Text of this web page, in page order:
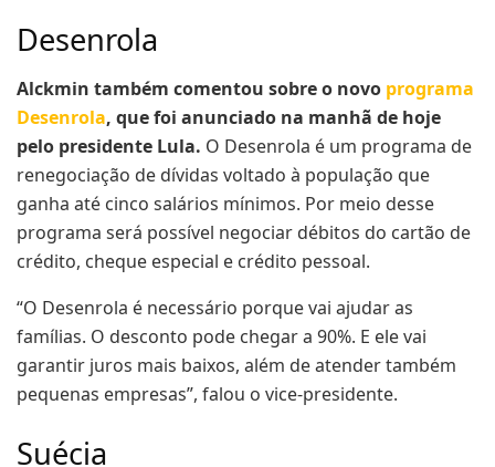
Desenrola
Alckmin também comentou sobre o novo programa
Desenrola, que foi anunciado na manhã de hoje
pelo presidente Lula. O Desenrola é um programa de
renegociação de dívidas voltado à população que
ganha até cinco salários mínimos. Por meio desse
programa será possível negociar débitos do cartão de
crédito, cheque especial e crédito pessoal.
“O Desenrola é necessário porque vai ajudar as
famílias. O desconto pode chegar a 90%. E ele vai
garantir juros mais baixos, além de atender também
pequenas empresas”, falou o vice-presidente.
Suécia